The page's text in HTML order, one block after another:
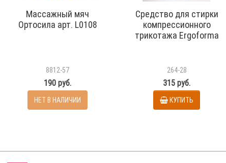
Массажный мяч
Ортосила арт. L0108
8812-57
190 руб.
НЕТ В НАЛИЧИИ
Средство для стирки
компрессионного
трикотажа Ergoforma
264-28
315 руб.
КУПИТЬ